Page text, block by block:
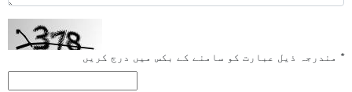
* مندرجہ ذیل عبارت کو سامنے کے بکس میں درج کریں